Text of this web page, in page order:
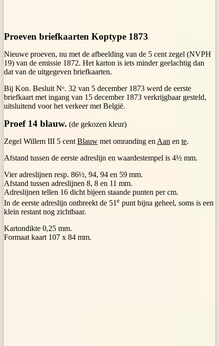
Proeven briefkaarten Koptype 1873
Nieuwe proeven, nu met de afbeelding van de 5 cent zegel (NVPH
19) van de emissie 1872. Het karton is iets minder geelachtig dan
dat van de uitgegeven briefkaarten.
Bij Kon. Besluit Nᵒ. 32 van 5 december 1873 werd de eerste
briefkaart met ingang van 15 december 1873 verkrijgbaar gesteld,
uitsluitend voor het verkeer met België.
Proef 14 blauw. (de gekozen kleur)
Zegel Willem III 5 cent Blauw met omranding en Aan en te.
Afstand tussen de eerste adreslijn en waardestempel is 4½ mm.
Vier adreslijnen resp. 86½, 94, 94 en 59 mm.
Afstand tussen adreslijnen 8, 8 en 11 mm.
Adreslijnen tellen 16 dicht bijeen staande punten per cm.
In de eerste adreslijn ontbreekt de 51 e punt bijna geheel, soms is een
klein restant nog zichtbaar.
Kartondikte 0,25 mm.
Formaat kaart 107 x 84 mm.